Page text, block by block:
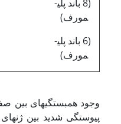
(8 باند پلی­
مورف)
(6 باند پلی­
مورف)
وجود همبستگیهای بین
پیوستگی شدید بین